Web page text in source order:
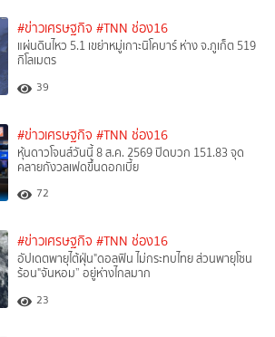
#ข่าวเศรษฐกิจ #TNN ช่อง16
แผ่นดินไหว 5.1 เขย่าหมู่เกาะนิโคบาร์ ห่าง จ.ภูเก็ต 519
กิโลเมตร
39
#ข่าวเศรษฐกิจ #TNN ช่อง16
หุ้นดาวโจนส์วันนี้ 8 ส.ค. 2569 ปิดบวก 151.83 จุด
คลายกังวลเฟดขึ้นดอกเบี้ย
72
#ข่าวเศรษฐกิจ #TNN ช่อง16
อัปเดตพายุไต้ฝุ่น"ดอลฟิน ไม่กระทบไทย ส่วนพายุโซน
ร้อน"จันหอม” อยู่ห่างไกลมาก
23